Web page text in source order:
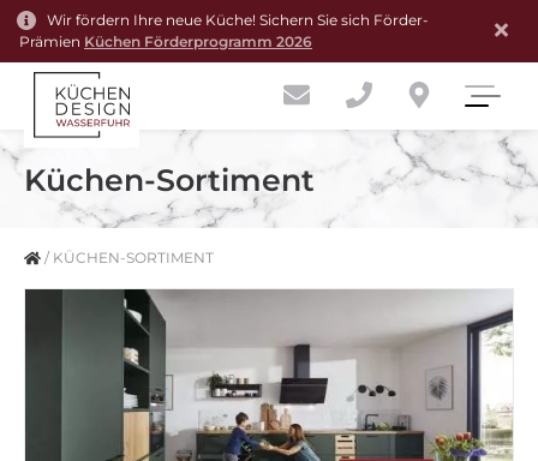
Wir fördern Ihre neue Küche! Sichern Sie sich Förder-
Prämien Küchen Förderprogramm 2026
Küchen-Sortiment
/ KÜCHEN-SORTIMENT